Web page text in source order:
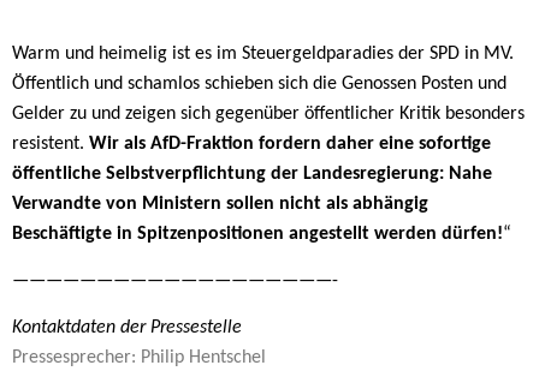
Warm und heimelig ist es im Steuergeldparadies der SPD in MV.
Öffentlich und schamlos schieben sich die Genossen Posten und
Gelder zu und zeigen sich gegenüber öffentlicher Kritik besonders
resistent. Wir als AfD-Fraktion fordern daher eine sofortige
öffentliche Selbstverpflichtung der Landesregierung: Nahe
Verwandte von Ministern sollen nicht als abhängig
Beschäftigte in Spitzenpositionen angestellt werden dürfen!“
———————————————————-
Kontaktdaten der Pressestelle
Pressesprecher: Philip Hentschel